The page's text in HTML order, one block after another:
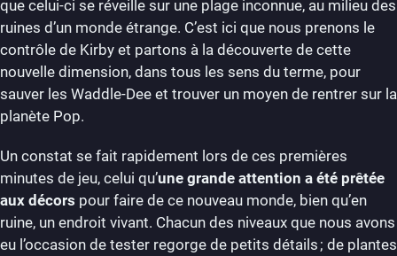
que celui-ci se réveille sur une plage inconnue, au milieu des
ruines d’un monde étrange. C’est ici que nous prenons le
contrôle de Kirby et partons à la découverte de cette
nouvelle dimension, dans tous les sens du terme, pour
sauver les Waddle-Dee et trouver un moyen de rentrer sur la
planète Pop.
Un constat se fait rapidement lors de ces premières
minutes de jeu, celui qu’une grande attention a été prêtée
aux décors pour faire de ce nouveau monde, bien qu’en
ruine, un endroit vivant. Chacun des niveaux que nous avons
eu l’occasion de tester regorge de petits détails ; de plantes